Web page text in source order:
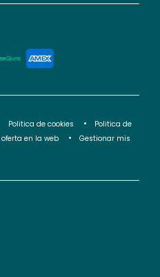
nuestra
de
privacidad</2>.
Politica de cookies
Politica de
en la web
Gestionar mis